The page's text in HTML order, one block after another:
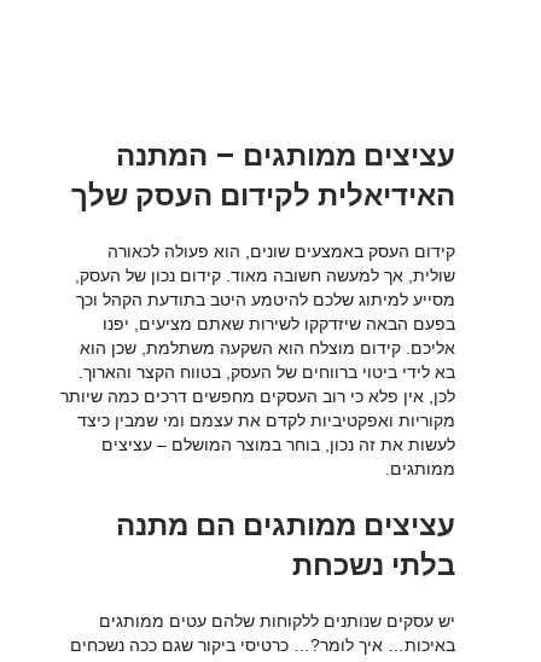
עציצים ממותגים – המתנה
האידיאלית לקידום העסק שלך
קידום העסק באמצעים שונים, הוא פעולה לכאורה
שולית, אך למעשה חשובה מאוד. קידום נכון של העסק,
מסייע למיתוג שלכם להיטמע היטב בתודעת הקהל וכך
בפעם הבאה שיזדקקו לשירות שאתם מציעים, יפנו
אליכם. קידום מוצלח הוא השקעה משתלמת, שכן הוא
בא לידי ביטוי ברווחים של העסק, בטווח הקצר והארוך.
לכן, אין פלא כי רוב העסקים מחפשים דרכים כמה שיותר
מקוריות ואפקטיביות לקדם את עצמם ומי שמבין כיצד
לעשות את זה נכון, בוחר במוצר המושלם – עציצים
ממותגים.
עציצים ממותגים הם מתנה
בלתי נשכחת
יש עסקים שנותנים ללקוחות שלהם עטים ממותגים
באיכות… איך לומר?… כרטיסי ביקור שגם ככה נשכחים